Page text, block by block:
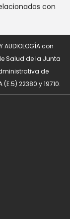
con
AUDIOLOGÍA con
Salud de la Junta
de
22380 y 19710.